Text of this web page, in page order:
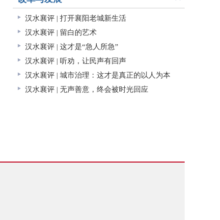
汉水襄评 | 打开襄阳老城新生活
汉水襄评 | 留白的艺术
汉水襄评 | 这才是“急人所急”
汉水襄评 | 听劝，让民声有回声
汉水襄评 | 城市治理：这才是真正的以人为本
汉水襄评 | 无声善意，终会被时光回应